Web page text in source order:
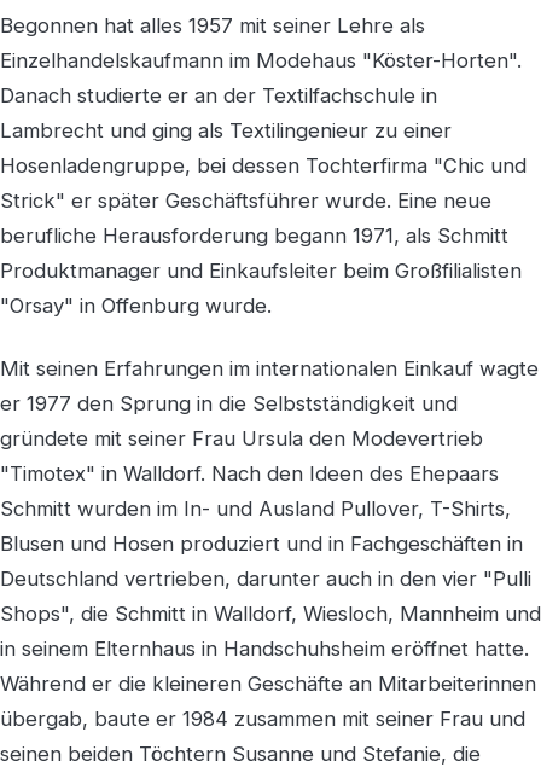
Begonnen hat alles 1957 mit seiner Lehre als
Einzelhandelskaufmann im Modehaus "Köster-Horten".
Danach studierte er an der Textilfachschule in
Lambrecht und ging als Textilingenieur zu einer
Hosenladengruppe, bei dessen Tochterfirma "Chic und
Strick" er später Geschäftsführer wurde. Eine neue
berufliche Herausforderung begann 1971, als Schmitt
Produktmanager und Einkaufsleiter beim Großfilialisten
"Orsay" in Offenburg wurde.
Mit seinen Erfahrungen im internationalen Einkauf wagte
er 1977 den Sprung in die Selbstständigkeit und
gründete mit seiner Frau Ursula den Modevertrieb
"Timotex" in Walldorf. Nach den Ideen des Ehepaars
Schmitt wurden im In- und Ausland Pullover, T-Shirts,
Blusen und Hosen produziert und in Fachgeschäften in
Deutschland vertrieben, darunter auch in den vier "Pulli
Shops", die Schmitt in Walldorf, Wiesloch, Mannheim und
in seinem Elternhaus in Handschuhsheim eröffnet hatte.
Während er die kleineren Geschäfte an Mitarbeiterinnen
übergab, baute er 1984 zusammen mit seiner Frau und
seinen beiden Töchtern Susanne und Stefanie, die